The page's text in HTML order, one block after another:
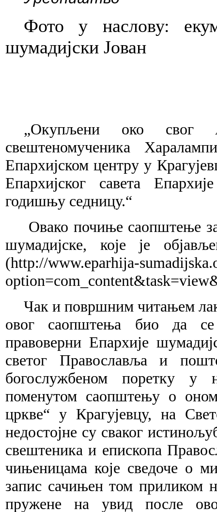
Фото у наслову:
шумадијски Јован
„Окупљени око свог
свештеномученика
Епархијском центру у
Епархијског савета
годишњу седницу.“
Овако почиње саопштење за
шумадијске, које је
(http://www.eparhija-
Чак и површним читањем
овог саопштења био да се
правоверни Епархије
светог Православља и
богослужбеном поретку
поменутом саопштењу о
цркве“ у Крагујевцу, на
недостојне су сваког
свештеника и епископа
чињеницама које сведоче о
запис сачињен том приликом
пружене на увид после